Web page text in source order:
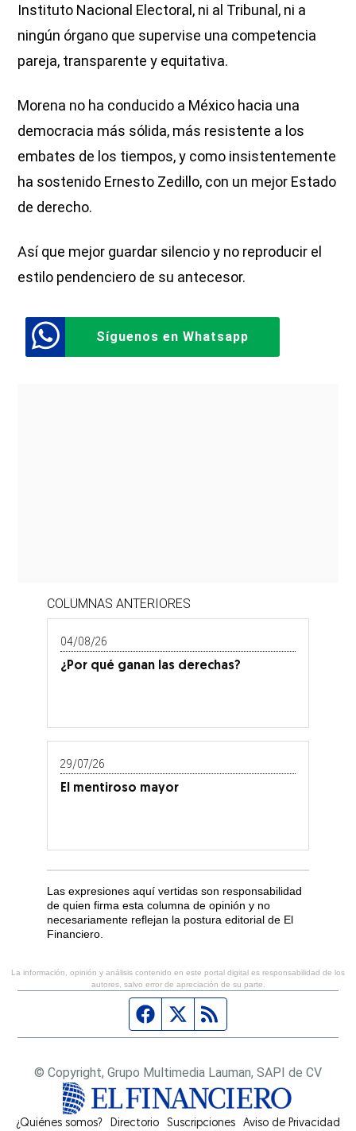
Instituto Nacional Electoral, ni al Tribunal, ni a
ningún órgano que supervise una competencia
pareja, transparente y equitativa.
Morena no ha conducido a México hacia una
democracia más sólida, más resistente a los
embates de los tiempos, y como insistentemente
ha sostenido Ernesto Zedillo, con un mejor Estado
de derecho.
Así que mejor guardar silencio y no reproducir el
estilo pendenciero de su antecesor.
Síguenos en Whatsapp
COLUMNAS ANTERIORES
04/08/26
¿Por qué ganan las derechas?
29/07/26
El mentiroso mayor
Las expresiones aquí vertidas son responsabilidad
de quien firma esta columna de opinión y no
necesariamente reflejan la postura editorial de El
Financiero.
La información, opinión y análisis contenido en este portal digital es responsabilidad de los
autores, salvo error de apreciación de su parte.
Página de Facebook
Fuente Twitter
© Copyright, Grupo Multimedia Lauman, SAPI de CV
¿Quiénes somos? Directorio Suscripciones Opens in new window
Aviso de Privacidad